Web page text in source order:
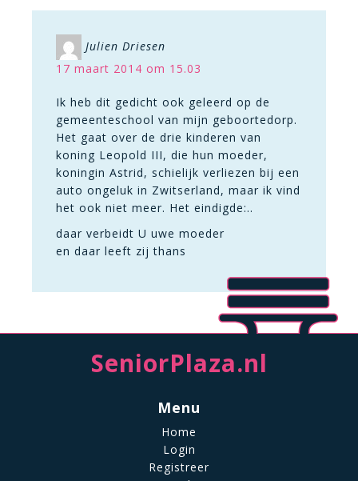
Julien Driesen
17 maart 2014 om 15.03
Ik heb dit gedicht ook geleerd op de
gemeenteschool van mijn geboortedorp.
Het gaat over de drie kinderen van
koning Leopold III, die hun moeder,
koningin Astrid, schielijk verliezen bij een
auto ongeluk in Zwitserland, maar ik vind
het ook niet meer. Het eindigde:..
daar verbeidt U uwe moeder
en daar leeft zij thans
SeniorPlaza.nl
Menu
Home
Login
Registreer